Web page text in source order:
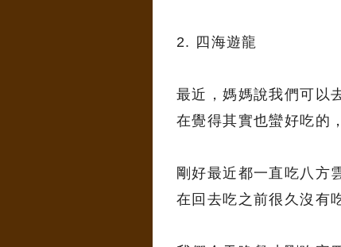
2. 四海遊龍
最近，媽媽說我們可以
在覺得其實也蠻好吃的
剛好最近都一直吃八方
在回去吃之前很久沒有